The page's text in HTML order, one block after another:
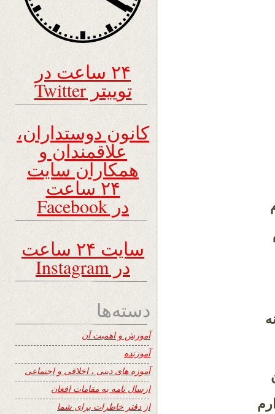
۲۴ ساعت در
توییتر Twitter
کانون دوستداران،
علاقمندان و
همکاران سایت
۲۴ ساعت
در Facebook
سایت ۲۴ ساعت
در Instagram
دسته‌ها
آموزش و اهمیت آن
آموزنده
آموزه های دینی ، اخلاقی و اجتماعی
ارسال نامه به مقامات افغان
از دفتر خاطرات برای شما